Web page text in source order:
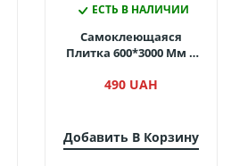
ЕСТЬ В НАЛИЧИИ
Самоклеющаяся
Плитка 600*3000 Мм В
Черный Мрамор С
490 UAH
Добавить В Корзину